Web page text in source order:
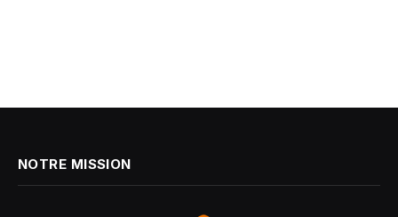
NOTRE MISSION